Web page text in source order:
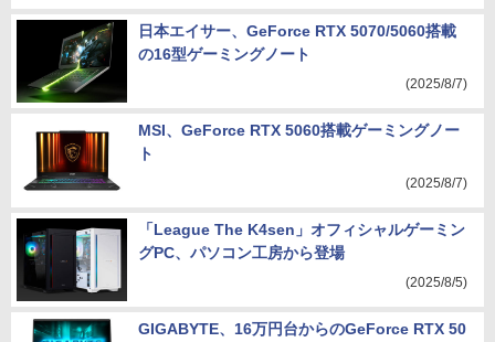
日本エイサー、GeForce RTX 5070/5060搭載
の16型ゲーミングノート
(2025/8/7)
MSI、GeForce RTX 5060搭載ゲーミングノー
ト
(2025/8/7)
「League The K4sen」オフィシャルゲーミン
グPC、パソコン工房から登場
(2025/8/5)
GIGABYTE、16万円台からのGeForce RTX 50